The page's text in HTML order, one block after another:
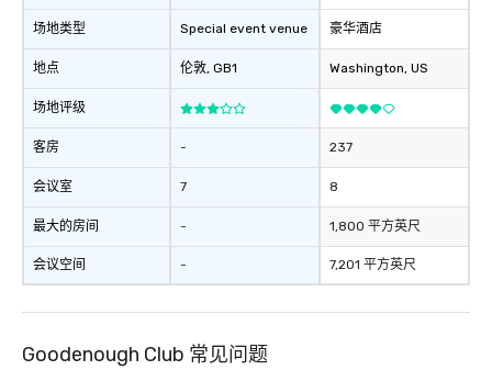
场地类型
地点
场地评级
客房
会议室
最大的房间
会议空间
Special event venue
伦敦, GB1
-
7
-
-
豪华酒店
Washington, US
237
8
1,800 平方英尺
7,201 平方英尺
Goodenough Club 常见问题